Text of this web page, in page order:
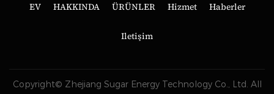
EV HAKKINDA ÜRÜNLER Hizmet Haberler
Iletişim
Copyright© Zhejiang Sugar Energy Technology Co., Ltd. All